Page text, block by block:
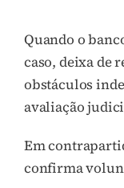
Quando o
caso, deixa de
obstáculos
avaliação
Em
confirma